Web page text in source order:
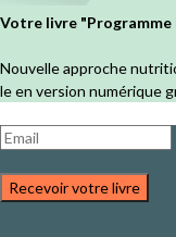
Votre livre
Nouvelle approche
le en version numérique
Recevoir votre livre